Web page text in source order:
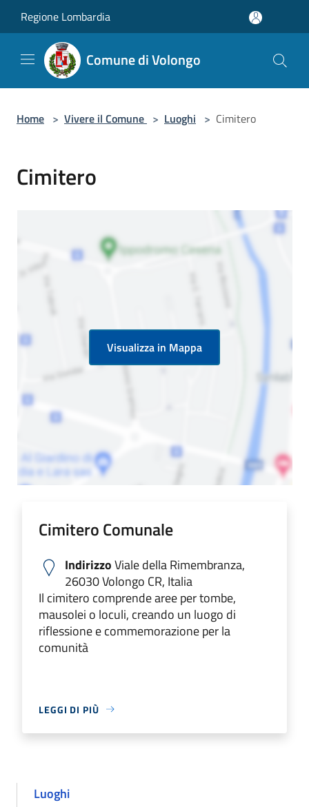
Regione Lombardia
Comune di Volongo
Home > Vivere il Comune > Luoghi > Cimitero
Cimitero
Visualizza in Mappa
Cimitero Comunale
IndirizzoViale della Rimembranza,
26030 Volongo CR, Italia
Il cimitero comprende aree per tombe,
mausolei o loculi, creando un luogo di
riflessione e commemorazione per la
comunità
LEGGI DI PIÙ
Luoghi